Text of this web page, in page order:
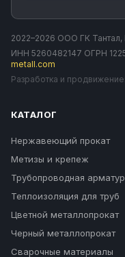
2022–2026 ООО ГК Тантал,
ИНН 5260482147 ОГРН
metall.com
Разработка и продвижение:
КАТАЛОГ
Нержавеющий прокат
Метизы и крепеж
Трубопроводная
Теплоизоляция для труб
Цветной металлопрокат
Черный металлопрокат
Сварочные материалы